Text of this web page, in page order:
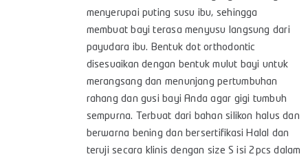
menyerupai puting susu ibu, sehingga
membuat bayi terasa menyusu langsung dari
payudara ibu. Bentuk dot orthodontic
disesuaikan dengan bentuk mulut bayi untuk
merangsang dan menunjang pertumbuhan
rahang dan gusi bayi Anda agar gigi tumbuh
sempurna. Terbuat dari bahan silikon halus dan
berwarna bening dan bersertifikasi Halal dan
teruji secara klinis dengan size S isi 2pcs dalam